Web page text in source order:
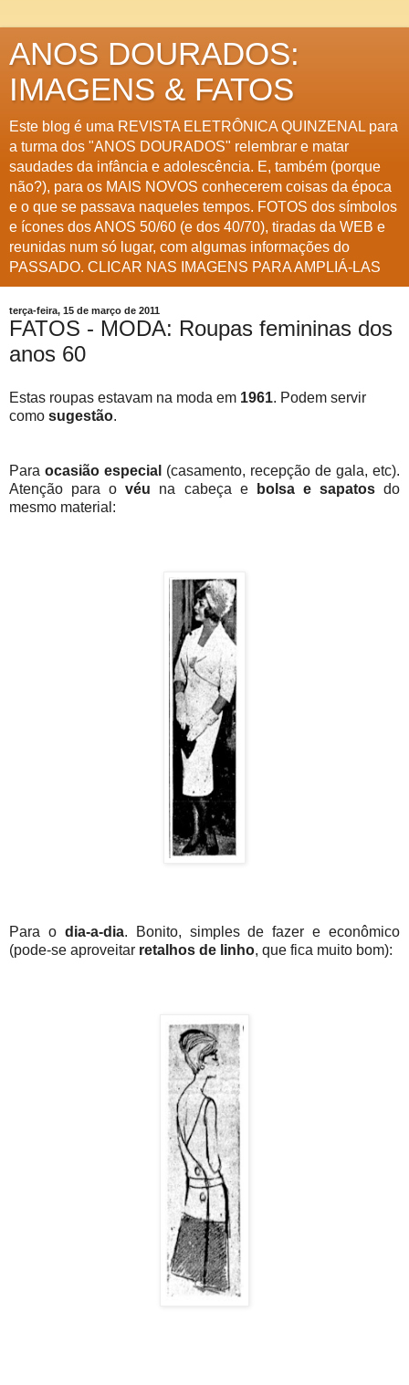
ANOS DOURADOS:
IMAGENS & FATOS
Este blog é uma REVISTA ELETRÔNICA QUINZENAL para
a turma dos "ANOS DOURADOS" relembrar e matar
saudades da infância e adolescência. E, também (porque
não?), para os MAIS NOVOS conhecerem coisas da época
e o que se passava naqueles tempos. FOTOS dos símbolos
e ícones dos ANOS 50/60 (e dos 40/70), tiradas da WEB e
reunidas num só lugar, com algumas informações do
PASSADO. CLICAR NAS IMAGENS PARA AMPLIÁ-LAS
terça-feira, 15 de março de 2011
FATOS - MODA: Roupas femininas dos
anos 60
Estas roupas estavam na moda em 1961. Podem servir
como sugestão.
Para ocasião especial (casamento, recepção de gala, etc).
Atenção para o véu na cabeça e bolsa e sapatosdo
mesmo material:
Para o dia-a-dia. Bonito, simples de fazer e econômico
(pode-se aproveitar retalhos de linho, que fica muito bom):